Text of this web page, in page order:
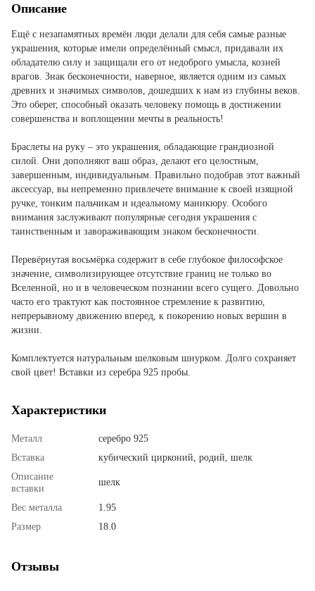
Описание
Ещё с незапамятных времён люди делали для себя самые разные
украшения, которые имели определённый смысл, придавали их
обладателю силу и защищали его от недоброго умысла, козней
врагов. Знак бесконечности, наверное, является одним из самых
древних и значимых символов, дошедших к нам из глубины веков.
Это оберег, способный оказать человеку помощь в достижении
совершенства и воплощении мечты в реальность!
Браслеты на руку – это украшения, обладающие грандиозной
силой. Они дополняют ваш образ, делают его целостным,
завершенным, индивидуальным. Правильно подобрав этот важный
аксессуар, вы непременно привлечете внимание к своей изящной
ручке, тонким пальчикам и идеальному маникюру. Особого
внимания заслуживают популярные сегодня украшения с
таинственным и завораживающим знаком бесконечности.
Перевёрнутая восьмёрка содержит в себе глубокое философское
значение, символизирующее отсутствие границ не только во
Вселенной, но и в человеческом познании всего сущего. Довольно
часто его трактуют как постоянное стремление к развитию,
непрерывному движению вперед, к покорению новых вершин в
жизни.
Комплектуется натуральным шелковым шнурком. Долго сохраняет
свой цвет! Вставки из серебра 925 пробы.
Характеристики
Металл
серебро 925
Вставка
кубический цирконий, родий, шелк
Описание
вставки
шелк
Вес металла
1.95
Размер
18.0
Отзывы